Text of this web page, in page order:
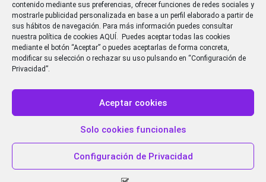
contenido mediante sus preferencias, ofrecer funciones de redes sociales y
mostrarle publicidad personalizada en base a un perfil elaborado a partir de
sus hábitos de navegación. Para más información puedes consultar
nuestra política de cookies AQUÍ . Puedes aceptar todas las cookies
mediante el botón “Aceptar” o puedes aceptarlas de forma concreta,
modificar su selección o rechazar su uso pulsando en “Configuración de
Privacidad”.
Aceptar cookies
Solo cookies funcionales
Configuración de Privacidad
Dirección: P. Ind. CAMPOLLANO - Cl/M, Nº 5, 02007,
Albacete
Copyright 2014 Aceros Campollano de la Mancha.
Política de privacidad
Política de cookies
Política del sistema interno de información
Procedimiento de gestión del Sistema interno de